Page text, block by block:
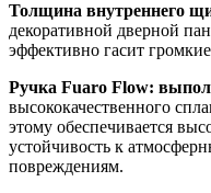
Толщина внутреннего
декоративной дверной
эффективно гасит
Ручка Fuaro Flow:
высококачественного
этому обеспечивается
устойчивость к
повреждениям.